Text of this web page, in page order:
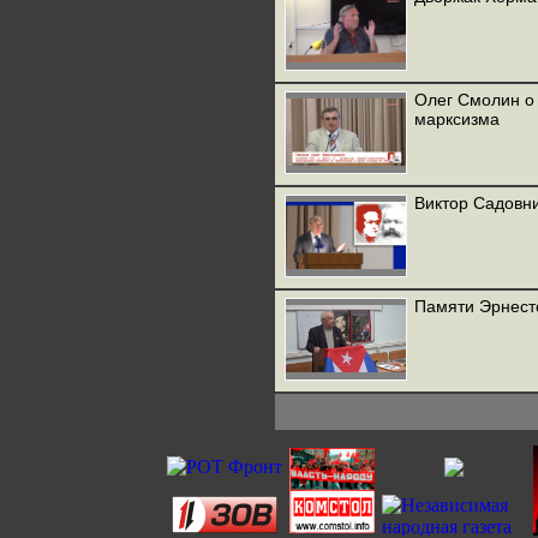
Олег Смолин о
марксизма
Виктор
Памяти